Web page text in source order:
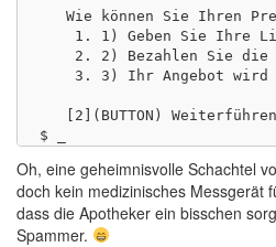
Wie können Sie Ihren
1. 1) Geben Sie Ihre
2. 2) Bezahlen Sie
3. 3) Ihr Angebot wird
   [2](BUTTON) Weiterführen
Oh, eine geheimnisvolle Schachtel
doch kein medizinisches Messgerät
dass die Apotheker ein bisschen
Spammer.